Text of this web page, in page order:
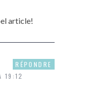
article!
19:12
RÉPONDRE